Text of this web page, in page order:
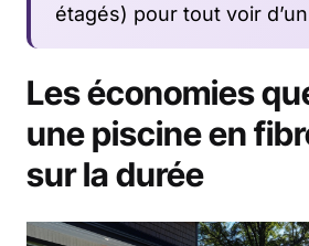
étagés) pour tout voir
Les économies
une piscine en
sur la durée